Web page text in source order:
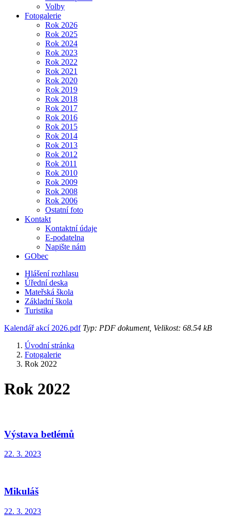
Volby
Fotogalerie
Rok 2026
Rok 2025
Rok 2024
Rok 2023
Rok 2022
Rok 2021
Rok 2020
Rok 2019
Rok 2018
Rok 2017
Rok 2016
Rok 2015
Rok 2014
Rok 2013
Rok 2012
Rok 2011
Rok 2010
Rok 2009
Rok 2008
Rok 2006
Ostatní foto
Kontakt
Kontaktní údaje
E-podatelna
Napište nám
GObec
Hlášení rozhlasu
Úřední deska
Mateřská škola
Základní škola
Turistika
Kalendář akcí 2026.pdfTyp: PDF dokument, Velikost: 68.54 kB
Úvodní stránka
Fotogalerie
Rok 2022
Rok 2022
Výstava betlémů
22. 3. 2023
Mikuláš
22. 3. 2023